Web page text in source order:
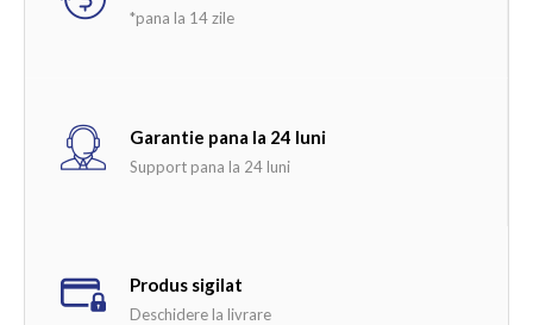
*pana la 14 zile
Garantie pana la 24 luni
Support pana la 24 luni
Produs sigilat
Deschidere la livrare